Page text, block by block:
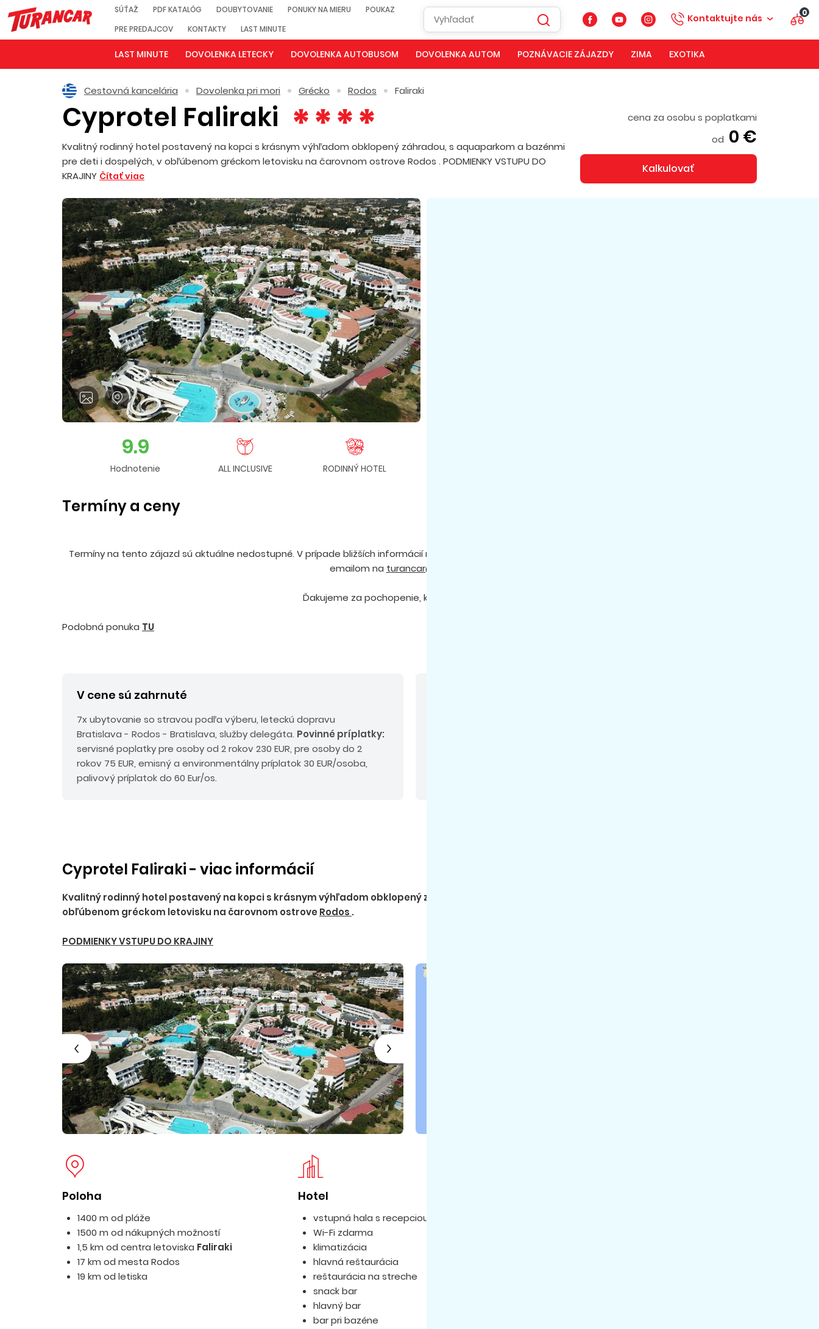
SÚŤAŽ PDF KATALÓG DOUBYTOVANIE PONUKY NA MIERU
POUKAZ
PRE PREDAJCOV
KONTAKTY LAST MINUTE
Kontaktujte nás 0
LAST MINUTE DOVOLENKA LETECKY DOVOLENKA AUTOBUSOM DOVOLENKA AUTOM POZNÁVACIE ZÁJAZDY ZIMA EXOTIKA
Cestovná kancelária Dovolenka pri mori Grécko Rodos Faliraki
Cyprotel Faliraki
Kvalitný rodinný hotel postavený na kopci s krásnym výhľadom obklopený záhradou, s aquaparkom a bazénmi
pre deti i dospelých, v obľúbenom gréckom letovisku na čarovnom ostrove Rodos . PODMIENKY VSTUPU DO
KRAJINY Čítať viac
cena za osobu s poplatkami
od 0 €
Kalkulovať
9.9
Hodnotenie ALL INCLUSIVE RODINNÝ HOTEL
Termíny a ceny
Termíny na tento zájazd sú aktuálne nedostupné. V prípade bližších informácií nás môžete kontaktovať na telefónnom čísle +421 37 655 00 11/12 alebo
emailom na turancar@turancar.sk
Ďakujeme za pochopenie, kolektív CK Turancar.
Podobná ponuka TU
V cene sú zahrnuté
7x ubytovanie so stravou podľa výberu, leteckú dopravu
Bratislava - Rodos - Bratislava, služby delegáta. Povinné príplatky:
servisné poplatky pre osoby od 2 rokov 230 EUR, pre osoby do 2
rokov 75 EUR, emisný a environmentálny príplatok 30 EUR/osoba,
palivový príplatok do 60 Eur/os.
Cyprotel Faliraki - viac informácií
Kvalitný rodinný hotel postavený na kopci s krásnym výhľadom obklopený záhradou, s aquaparkom a bazénmi pre deti i dospelých, v
obľúbenom gréckom letovisku na čarovnom ostrove Rodos .
PODMIENKY VSTUPU DO KRAJINY
Poloha
1400 m od pláže
1500 m od nákupných možností
1,5 km od centra letoviska Faliraki
17 km od mesta Rodos
19 km od letiska
Hotel
vstupná hala s recepciou
Wi-Fi zdarma
klimatizácia
hlavná reštaurácia
reštaurácia na streche
snack bar
hlavný bar
bar pri bazéne